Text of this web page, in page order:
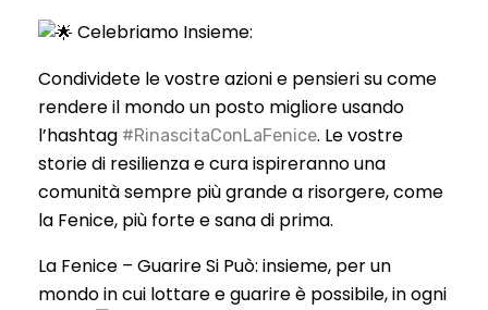
Celebriamo Insieme:
Condividete le vostre azioni e pensieri su come
rendere il mondo un posto migliore usando
l’hashtag #RinascitaConLaFenice. Le vostre
storie di resilienza e cura ispireranno una
comunità sempre più grande a risorgere, come
la Fenice, più forte e sana di prima.
La Fenice – Guarire Si Può: insieme, per un
mondo in cui lottare e guarire è possibile, in ogni